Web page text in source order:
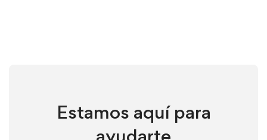
Estamos aquí para
ayudarte